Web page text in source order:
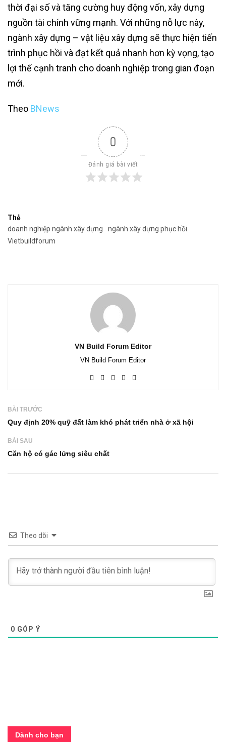
thời đại số và tăng cường huy động vốn, xây dựng
nguồn tài chính vững mạnh. Với những nỗ lực này,
ngành xây dựng – vật liệu xây dựng sẽ thực hiện tiến
trình phục hồi và đạt kết quả nhanh hơn kỳ vọng, tạo
lợi thế cạnh tranh cho doanh nghiệp trong gian đoạn
mới.
Theo BNews
0
Đánh giá bài viết
Thẻ
doanh nghiệp ngành xây dựng
ngành xây dựng phục hồi
Vietbuildforum
VN Build Forum Editor
VN Build Forum Editor
BÀI TRƯỚC
Quy định 20% quỹ đất làm khó phát triển nhà ở xã hội
BÀI SAU
Căn hộ có gác lửng siêu chất
Theo dõi
0 GÓP Ý
Dành cho bạn